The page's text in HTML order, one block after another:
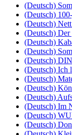
(Deutsch)
(Deutsch)
(Deutsch)
(Deutsch) Der
(Deutsch)
(Deutsch)
(Deutsch)
(Deutsch) Ich
(Deutsch)
(Deutsch)
(Deutsch)
(Deutsch) Im
(Deutsch)
(Deutsch)